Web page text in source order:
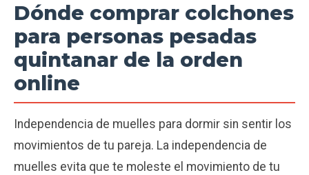
Dónde comprar colchones
para personas pesadas
quintanar de la orden
online
Independencia de muelles para dormir sin sentir los
movimientos de tu pareja. La independencia de
muelles evita que te moleste el movimiento de tu